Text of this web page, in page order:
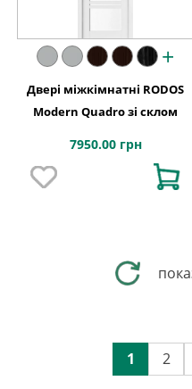
+
Двері міжкімнатні RODOS
Modern Quadro зі склом
7950.00 грн
1 2